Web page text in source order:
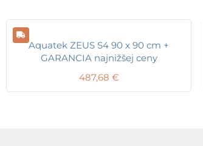
Aquatek ZEUS S4 90 x 90 cm +
GARANCIA najnižšej ceny
487,68 €